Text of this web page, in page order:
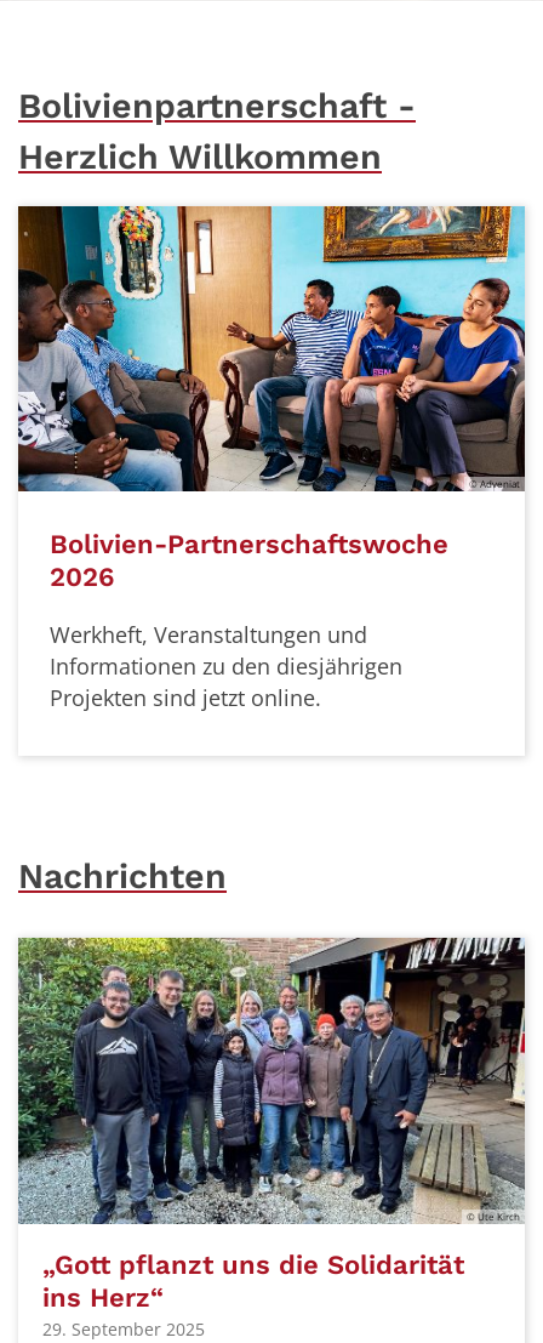
Bolivienpartnerschaft -
Herzlich Willkommen
© Adveniat
Domradeln 2026
am Donnerstag 28. Mai! Weitere
Aktion und zum diesjährigen
Sie hier.
Nachrichten
© Ute Kirch
„Gott pflanzt uns die Solidarität
ins Herz“
29. September 2025